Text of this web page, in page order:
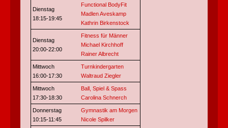
Dienstag
18:15-19:45
Functional BodyFit
Madlen Aveskamp
Kathrin Birkenstock
Dienstag
20:00-22:00
Fitness für Männer
Michael Kirchhoff
Rainer Albrecht
Mittwoch
16:00-17:30
Turnkindergarten
Waltraud Ziegler
Mittwoch
17:30-18:30
Ball, Spiel & Spass
Carolina Schnerch
Donnerstag
10:15-11:45
Gymnastik am Morgen
Nicole Spilker